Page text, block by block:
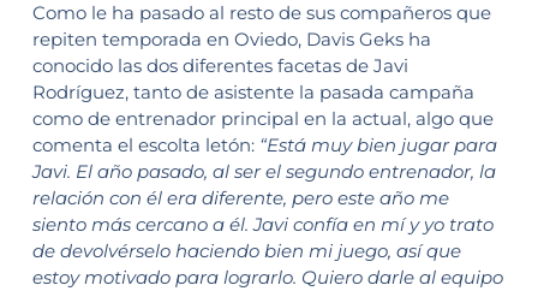
Como le ha pasado al resto de sus compañeros que
repiten temporada en Oviedo, Davis Geks ha
conocido las dos diferentes facetas de Javi
Rodríguez, tanto de asistente la pasada campaña
como de entrenador principal en la actual, algo que
comenta el escolta letón: “Está muy bien jugar para
Javi. El año pasado, al ser el segundo entrenador, la
relación con él era diferente, pero este año me
siento más cercano a él. Javi confía en mí y yo trato
de devolvérselo haciendo bien mi juego, así que
estoy motivado para lograrlo. Quiero darle al equipo